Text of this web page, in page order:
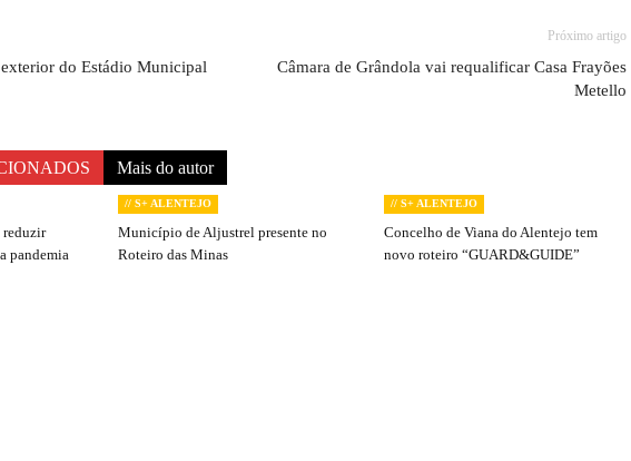
do Estádio Municipal
Próximo artigo
Câmara de Grândola vai requalificar Casa Frayões
Metello
Mais do autor
reduzir
pandemia
// S+ ALENTEJO
Município de Aljustrel presente no
Roteiro das Minas
// S+ ALENTEJO
Concelho de Viana do Alentejo tem
novo roteiro “GUARD&GUIDE”